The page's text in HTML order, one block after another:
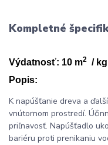
Kompletné
Výdatnosť: 10 m2
/ kg
Popis:
K napúšťanie dreva a
vnútornom prostredí.
priľnavosť. Napúšťadlo
bariéru proti prenikaniu